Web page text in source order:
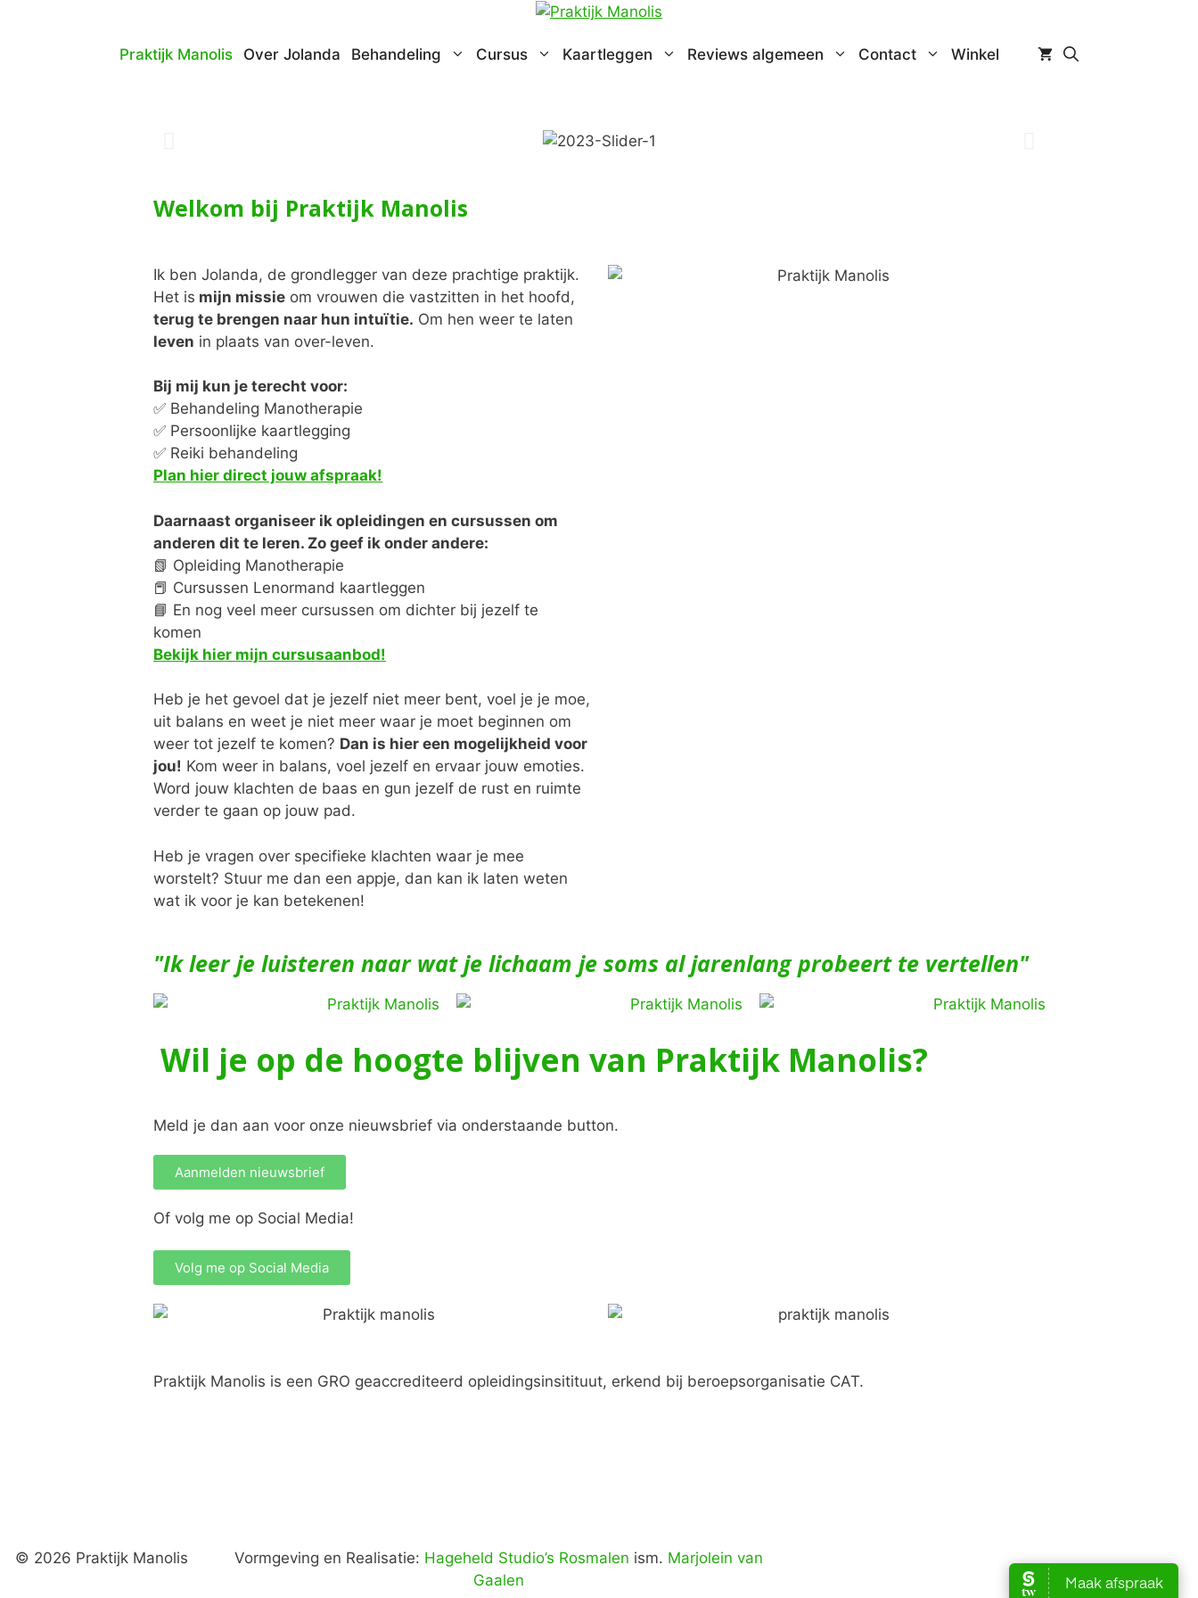
Praktijk Manolis Over Jolanda Behandeling Cursus Kaartleggen Reviews algemeen Contact Winkel
Welkom bij Praktijk Manolis
Ik ben Jolanda, de grondlegger van deze prachtige praktijk.
Het is mijn missie om vrouwen die vastzitten in het hoofd,
terug te brengen naar hun intuïtie. Om hen weer te laten
leven in plaats van over-leven.
Bij mij kun je terecht voor:
✅ Behandeling Manotherapie
✅ Persoonlijke kaartlegging
✅ Reiki behandeling
Plan hier direct jouw afspraak!
Daarnaast organiseer ik opleidingen en cursussen om
anderen dit te leren. Zo geef ik onder andere:
📗 Opleiding Manotherapie
📕 Cursussen Lenormand kaartleggen
📘 En nog veel meer cursussen om dichter bij jezelf te
komen
Bekijk hier mijn cursusaanbod!
Heb je het gevoel dat je jezelf niet meer bent, voel je je moe,
uit balans en weet je niet meer waar je moet beginnen om
weer tot jezelf te komen? Dan is hier een mogelijkheid voor
jou! Kom weer in balans, voel jezelf en ervaar jouw emoties.
Word jouw klachten de baas en gun jezelf de rust en ruimte
verder te gaan op jouw pad.
Heb je vragen over specifieke klachten waar je mee
worstelt? Stuur me dan een appje, dan kan ik laten weten
wat ik voor je kan betekenen!
"Ik leer je luisteren naar wat je lichaam je soms al jarenlang probeert te vertellen"
Wil je op de hoogte blijven van Praktijk Manolis?
Meld je dan aan voor onze nieuwsbrief via onderstaande button.
Aanmelden nieuwsbrief
Of volg me op Social Media!
Volg me op Social Media
Praktijk Manolis is een GRO geaccrediteerd opleidingsinsitituut, erkend bij beroepsorganisatie CAT.
© 2026 Praktijk Manolis Vormgeving en Realisatie: Hageheld Studio’s Rosmalen ism. Marjolein van
Gaalen